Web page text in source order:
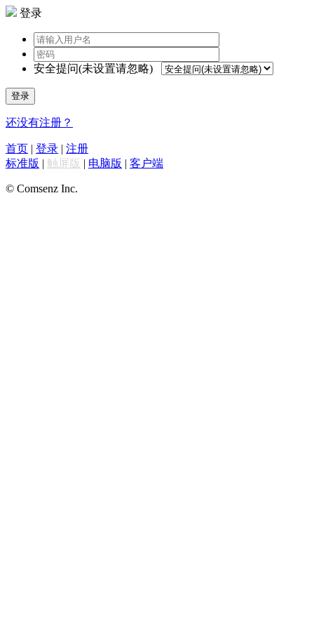
登录
安全提问(未设置请忽略)
登录
还没有注册？
首页 | 登录 | 注册
标准版 | 触屏版 | 电脑版 | 客户端
© Comsenz Inc.